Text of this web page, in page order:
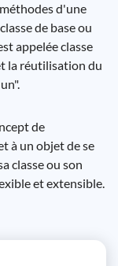
d'une
de base ou
appelée classe
la réutilisation du
de
à un objet de se
classe ou son
et extensible.